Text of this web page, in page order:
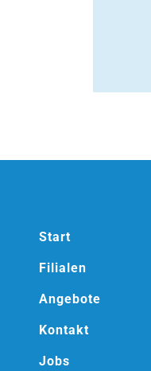
Start
Filialen
Angebote
Kontakt
Jobs